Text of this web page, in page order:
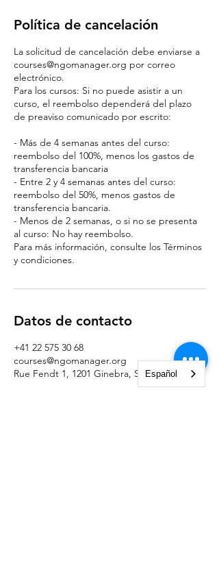
Política de cancelación
La solicitud de cancelación debe enviarse a
courses@ngomanager.org por correo
electrónico.
Para los cursos: Si no puede asistir a un
curso, el reembolso dependerá del plazo
de preaviso comunicado por escrito:
- Más de 4 semanas antes del curso:
reembolso del 100%, menos los gastos de
transferencia bancaria
- Entre 2 y 4 semanas antes del curso:
reembolso del 50%, menos gastos de
transferencia bancaria.
- Menos de 2 semanas, o si no se presenta
al curso: No hay reembolso.
Para más información, consulte los Términos
y condiciones.
Datos de contacto
+41 22 575 30 68
courses@ngomanager.org
Rue Fendt 1, 1201 Ginebra, SuizaEspañol